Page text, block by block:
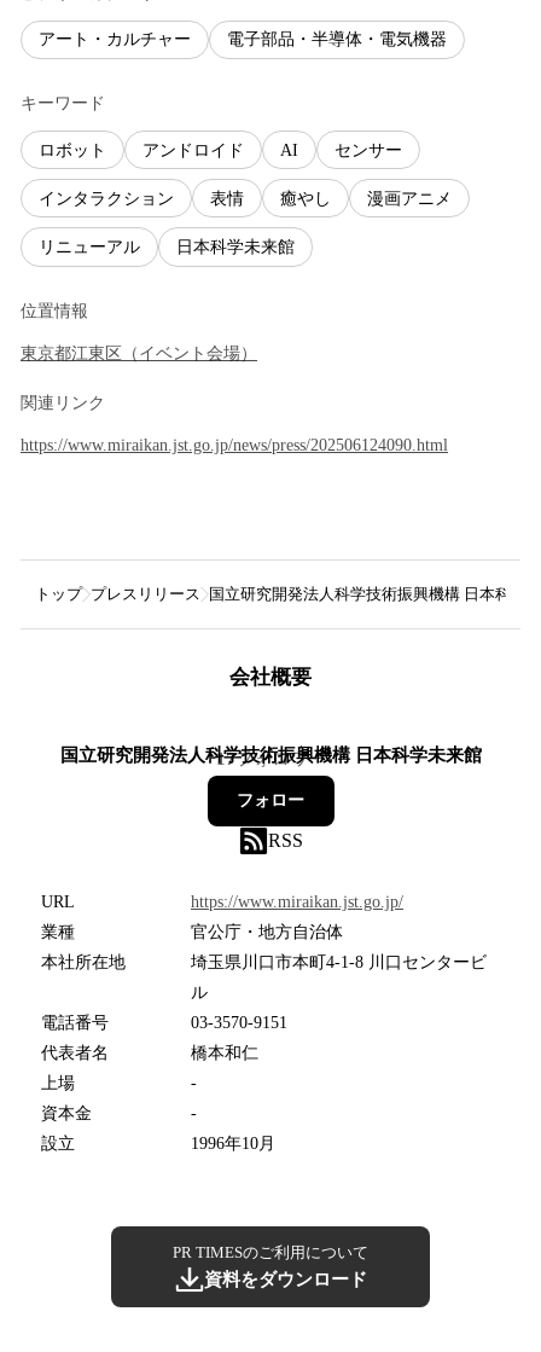
アート・カルチャー 電子部品・半導体・電気機器
キーワード
ロボット アンドロイド AI センサー
インタラクション 表情 癒やし 漫画アニメ
リニューアル 日本科学未来館
位置情報
東京都江東区 （ イベント会場）
関連リンク
https://www.miraikan.jst.go.jp/news/press/202506124090.html
トップ プレスリリース 国立研究開発法人科学技術振興機構 日本科学
会社概要
国立研究開発法人科学技術振興機構 日本科学未来館
17フォロワー
フォロー
RSS
URL
https://www.miraikan.jst.go.jp/
業種
官公庁・地方自治体
本社所在地
埼玉県川口市本町4-1-8 川口センタービ
ル
電話番号
03-3570-9151
代表者名
橋本和仁
上場
-
資本金
-
設立
1996年10月
PR TIMESのご利用について
資料をダウンロード